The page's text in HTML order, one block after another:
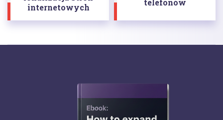
internetowych
telefonów